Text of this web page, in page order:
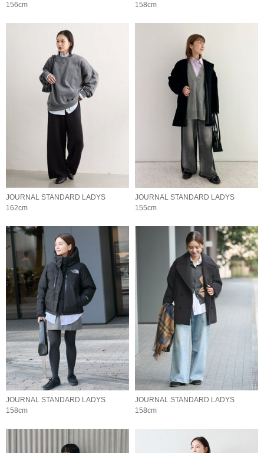
156cm
158cm
JOURNAL STANDARD LADYS
162cm
JOURNAL STANDARD LADYS
155cm
JOURNAL STANDARD LADYS
158cm
JOURNAL STANDARD LADYS
158cm